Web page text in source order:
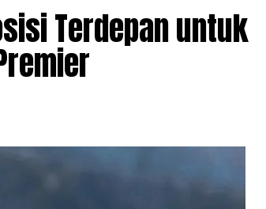
Terdepan untuk